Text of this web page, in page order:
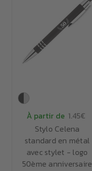
À partir de 1.45€
Stylo Celena
standard en métal
avec stylet - logo
50ème anniversaire